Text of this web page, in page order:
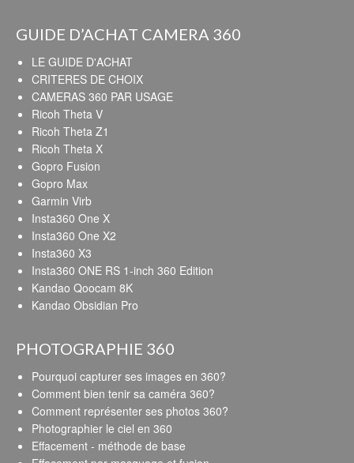
GUIDE D’ACHAT CAMERA 360
LE GUIDE D'ACHAT
CRITERES DE CHOIX
CAMERAS 360 PAR USAGE
Ricoh Theta V
Ricoh Theta Z1
Ricoh Theta X
Gopro Fusion
Gopro Max
Garmin Virb
Insta360 One X
Insta360 One X2
Insta360 X3
Insta360 ONE RS 1-inch 360 Edition
Kandao Qoocam 8K
Kandao Obsidian Pro
PHOTOGRAPHIE 360
Pourquoi capturer ses images en 360?
Comment bien tenir sa caméra 360?
Comment représenter ses photos 360?
Photographier le ciel en 360
Effacement - méthode de base